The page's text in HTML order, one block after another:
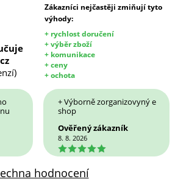
Zákazníci nejčastěji zmiňují tyto
výhody:
+ rychlost doručení
+ výběr zboží
+ komunikace
+ ceny
+ ochota
+ Výborně zorganizovyný e
shop
Ověřený zákazník
8. 8. 2026
5
hodnocení